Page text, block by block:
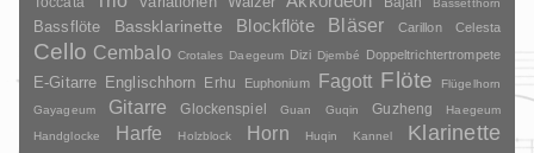
Bassetthorn
Bassflöte Bassklarinette Blockflöte Bläser Carillon Celesta
Cello Cembalo Crotales Daegeum Dizi Djembé Doppeltrichtertrompete
E-Gitarre Englischhorn Erhu Euphonium Fagott Flöte
Flügelhorn
Gayageum
Gitarre Glockenspiel Guan Guqin Guzheng
Haegeum
Handglocke
Harfe Holzblock Horn Huqin Kannel Klarinette